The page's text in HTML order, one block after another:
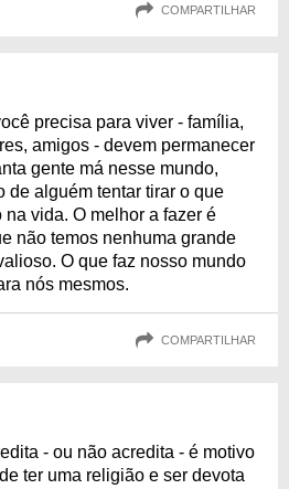
COMPARTILHAR
precisa para viver - família,
amigos - devem permanecer
gente má nesse mundo,
de alguém tentar tirar o que
vida. O melhor a fazer é
não temos nenhuma grande
O que faz nosso mundo
nós mesmos.
COMPARTILHAR
- ou não acredita - é motivo
ter uma religião e ser devota